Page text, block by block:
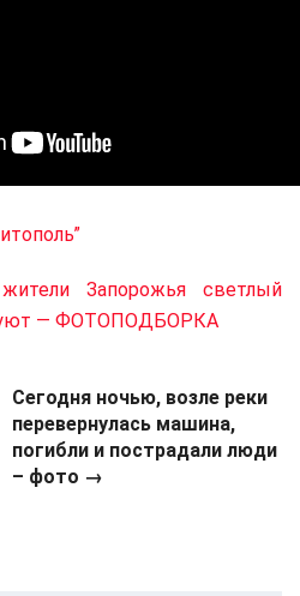
Запорожья светлый
— ФОТОПОДБОРКА
Сегодня ночью, возле реки
перевернулась машина,
погибли и пострадали люди
– фото →